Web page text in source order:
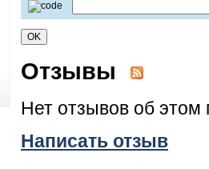
Отзывы
Нет отзывов об этом
Написать отзыв